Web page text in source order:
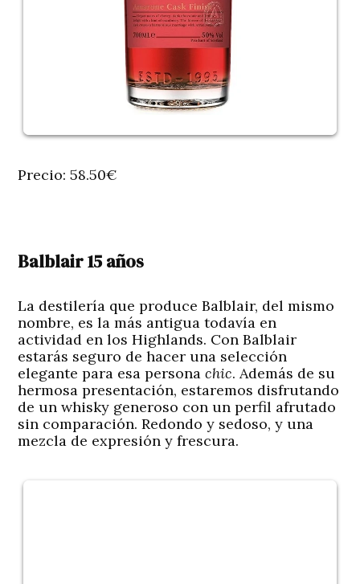
Precio: 58.50€
Balblair 15 años
La destilería que produce Balblair, del mismo
nombre, es la más antigua todavía en
actividad en los Highlands. Con Balblair
estarás seguro de hacer una selección
elegante para esa personachic. Además de su
hermosa presentación, estaremos disfrutando
de un whisky generoso con un perfil afrutado
sin comparación. Redondo y sedoso, y una
mezcla de expresión y frescura.